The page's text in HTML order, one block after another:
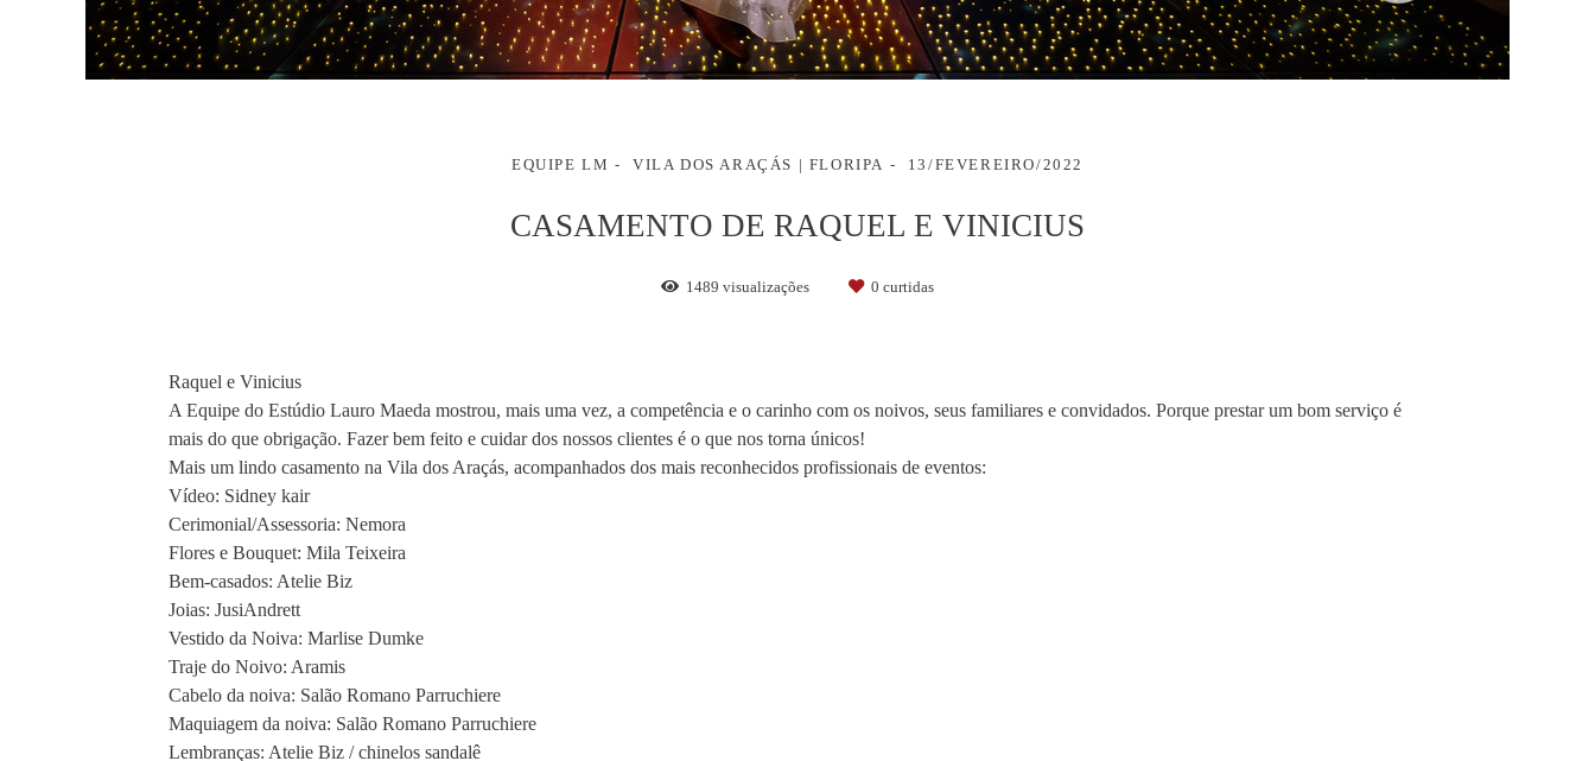
EQUIPE LM VILA DOS ARAÇÁS | FLORIPA 13/FEVEREIRO/2022
CASAMENTO DE RAQUEL E VINICIUS
1489 visualizações 0 curtidas
Raquel e Vinicius
A Equipe do Estúdio Lauro Maeda mostrou, mais uma vez, a competência e o carinho com os noivos, seus familiares e convidados. Porque prestar um bom serviço é
mais do que obrigação. Fazer bem feito e cuidar dos nossos clientes é o que nos torna únicos!
Mais um lindo casamento na Vila dos Araçás, acompanhados dos mais reconhecidos profissionais de eventos:
Vídeo: Sidney kair
Cerimonial/Assessoria: Nemora
Flores e Bouquet: Mila Teixeira
Bem-casados: Atelie Biz
Joias: JusiAndrett
Vestido da Noiva: Marlise Dumke
Traje do Noivo: Aramis
Cabelo da noiva: Salão Romano Parruchiere
Maquiagem da noiva: Salão Romano Parruchiere
Lembranças: Atelie Biz / chinelos sandalê